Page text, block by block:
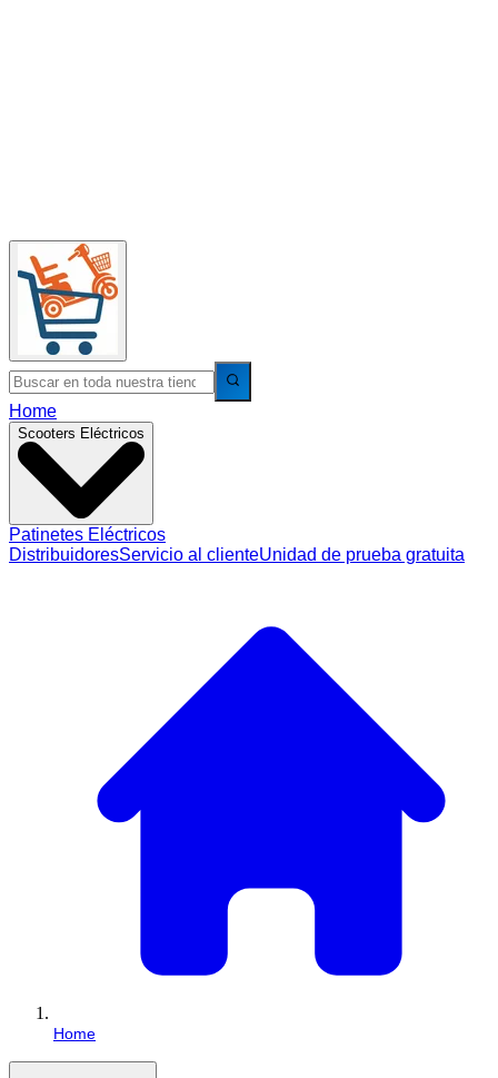
Home
Scooters Eléctricos
Patinetes Eléctricos
DistribuidoresServicio al clienteUnidad de prueba gratuita
Home